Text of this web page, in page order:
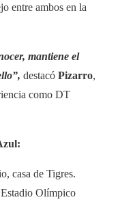
entre ambos en la
mantiene el
destacó Pizarro,
como DT
casa de Tigres.
Olímpico